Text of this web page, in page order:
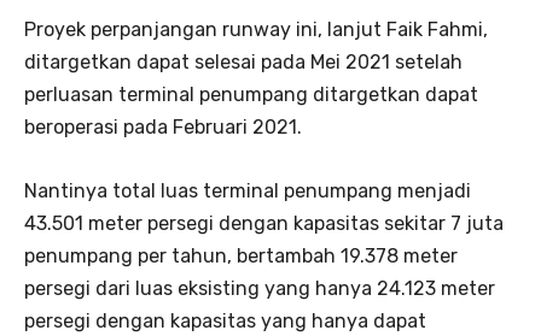
Proyek perpanjangan runway ini, lanjut Faik Fahmi,
ditargetkan dapat selesai pada Mei 2021 setelah
perluasan terminal penumpang ditargetkan dapat
beroperasi pada Februari 2021.
Nantinya total luas terminal penumpang menjadi
43.501 meter persegi dengan kapasitas sekitar 7 juta
penumpang per tahun, bertambah 19.378 meter
persegi dari luas eksisting yang hanya 24.123 meter
persegi dengan kapasitas yang hanya dapat